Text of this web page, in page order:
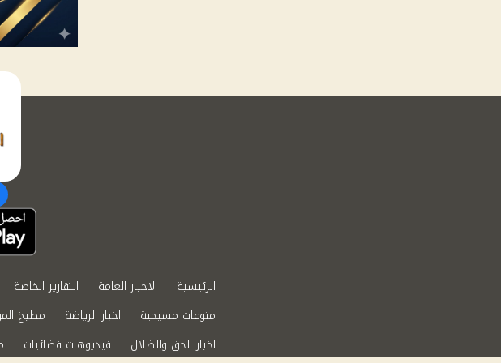
الرئيسية الاخبار العامة التقارير الخاصة
منوعات مسيحية
اخبار الرياضة مطبخ
اخبار الحق والضلال
فيديوهات فضائيات